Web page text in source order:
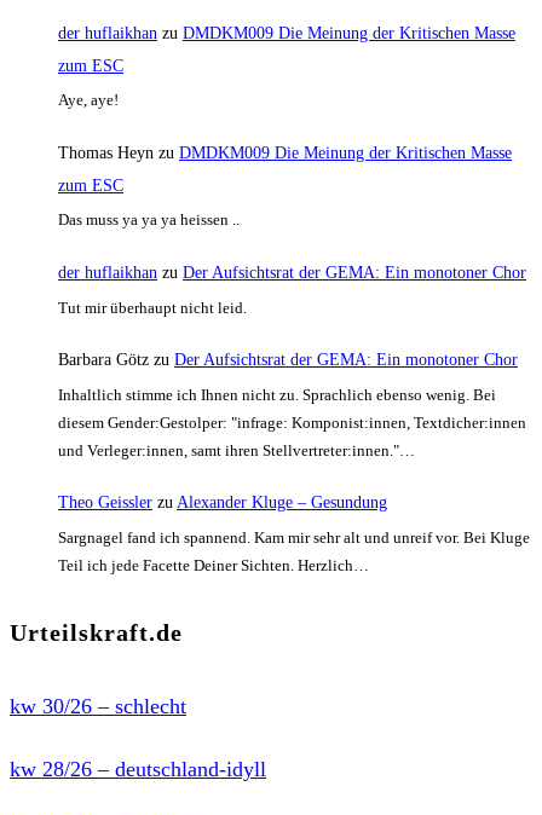
der huflaikhan zu DMDKM009 Die Meinung der Kritischen Masse
zum ESC
Aye, aye!
Thomas Heyn zu DMDKM009 Die Meinung der Kritischen Masse
zum ESC
Das muss ya ya ya heissen ..
der huflaikhan zu Der Aufsichtsrat der GEMA: Ein monotoner Chor
Tut mir überhaupt nicht leid.
Barbara Götz zu Der Aufsichtsrat der GEMA: Ein monotoner Chor
Inhaltlich stimme ich Ihnen nicht zu. Sprachlich ebenso wenig. Bei
diesem Gender:Gestolper: "infrage: Komponist:innen, Textdicher:innen
und Verleger:innen, samt ihren Stellvertreter:innen."…
Theo Geissler zuAlexander Kluge – Gesundung
Sargnagel fand ich spannend. Kam mir sehr alt und unreif vor. Bei Kluge
Teil ich jede Facette Deiner Sichten. Herzlich…
Urteilskraft.de
kw 30/26 – schlecht
kw 28/26 – deutschland-idyll